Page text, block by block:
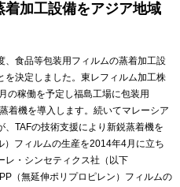
加工設備をアジア地域
、食品等包装用フィルムの蒸着加工設
を決定しました。東レフィルム加工株
の稼働を予定し福島工場に包装用
着機を導入します。続いてマレーシア
TAFの技術支援により新鋭蒸着機を
フィルムの生産を2014年4月に立ち
レ・シンセティクス社（以下
（無延伸ポリプロピレン）フィルムの